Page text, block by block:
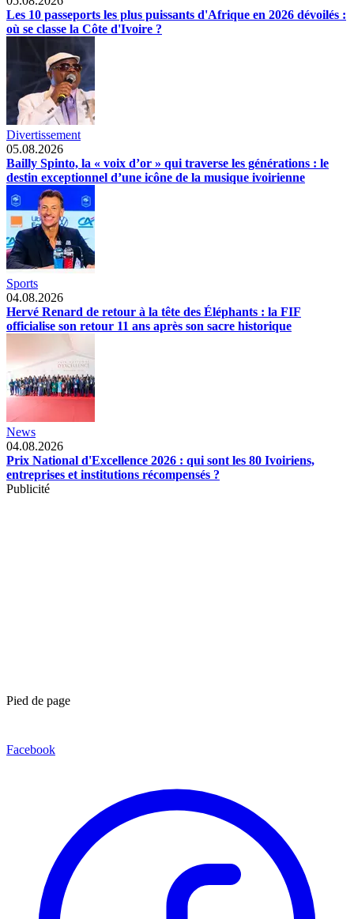
Les 10 passeports les plus puissants d'Afrique en 2026 dévoilés :
où se classe la Côte d'Ivoire ?
Divertissement
05.08.2026
Bailly Spinto, la « voix d’or » qui traverse les générations : le
destin exceptionnel d’une icône de la musique ivoirienne
Sports
04.08.2026
Hervé Renard de retour à la tête des Éléphants : la FIF
officialise son retour 11 ans après son sacre historique
News
04.08.2026
Prix National d'Excellence 2026 : qui sont les 80 Ivoiriens,
entreprises et institutions récompensés ?
Publicité
Pied de page
Facebook